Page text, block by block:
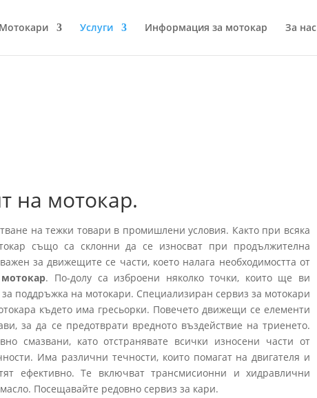
Мотокари Услуги Информация за мотокар За нас
на мотокар.
на тежки товари в промишлени условия. Както при всяка
също са склонни да се износват при продължителна
за движещите се части, което налага необходимостта от
. По-долу са изброени няколко точки, които ще ви
поддръжка на мотокари. Специализиран сервиз за мотокари
където има гресьорки. Повечето движещи се елементи
за да се предотврати вредното въздействие на триенето.
смазвани, като отстранявате всички износени части от
Има различни течности, които помагат на двигателя и
ефективно. Те включват трансмисионни и хидравлични
Посещавайте редовно сервиз за кари.